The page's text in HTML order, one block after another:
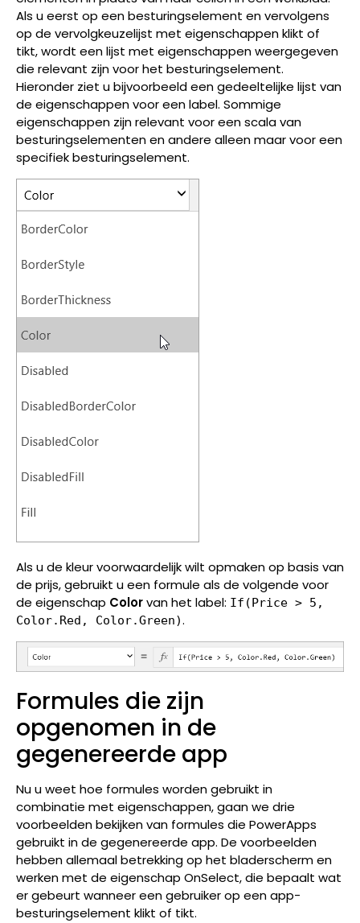
Als u eerst op een besturingselement en vervolgens
op de vervolgkeuzelijst met eigenschappen klikt of
tikt, wordt een lijst met eigenschappen weergegeven
die relevant zijn voor het besturingselement.
Hieronder ziet u bijvoorbeeld een gedeeltelijke lijst van
de eigenschappen voor een label. Sommige
eigenschappen zijn relevant voor een scala van
besturingselementen en andere alleen maar voor een
specifiek besturingselement.
Als u de kleur voorwaardelijk wilt opmaken op basis van
de prijs, gebruikt u een formule als de volgende voor
de eigenschap Colorvan het label: If(Price > 5,
Color.Red, Color.Green).
Formules die zijn
opgenomen in de
gegenereerde app
Nu u weet hoe formules worden gebruikt in
combinatie met eigenschappen, gaan we drie
voorbeelden bekijken van formules die PowerApps
gebruikt in de gegenereerde app. De voorbeelden
hebben allemaal betrekking op het bladerscherm en
werken met de eigenschap OnSelect, die bepaalt wat
er gebeurt wanneer een gebruiker op een app-
besturingselement klikt of tikt.